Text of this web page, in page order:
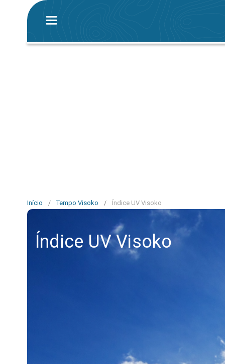
Início / Tempo Visoko / Índice UV Visoko
Índice UV Visoko